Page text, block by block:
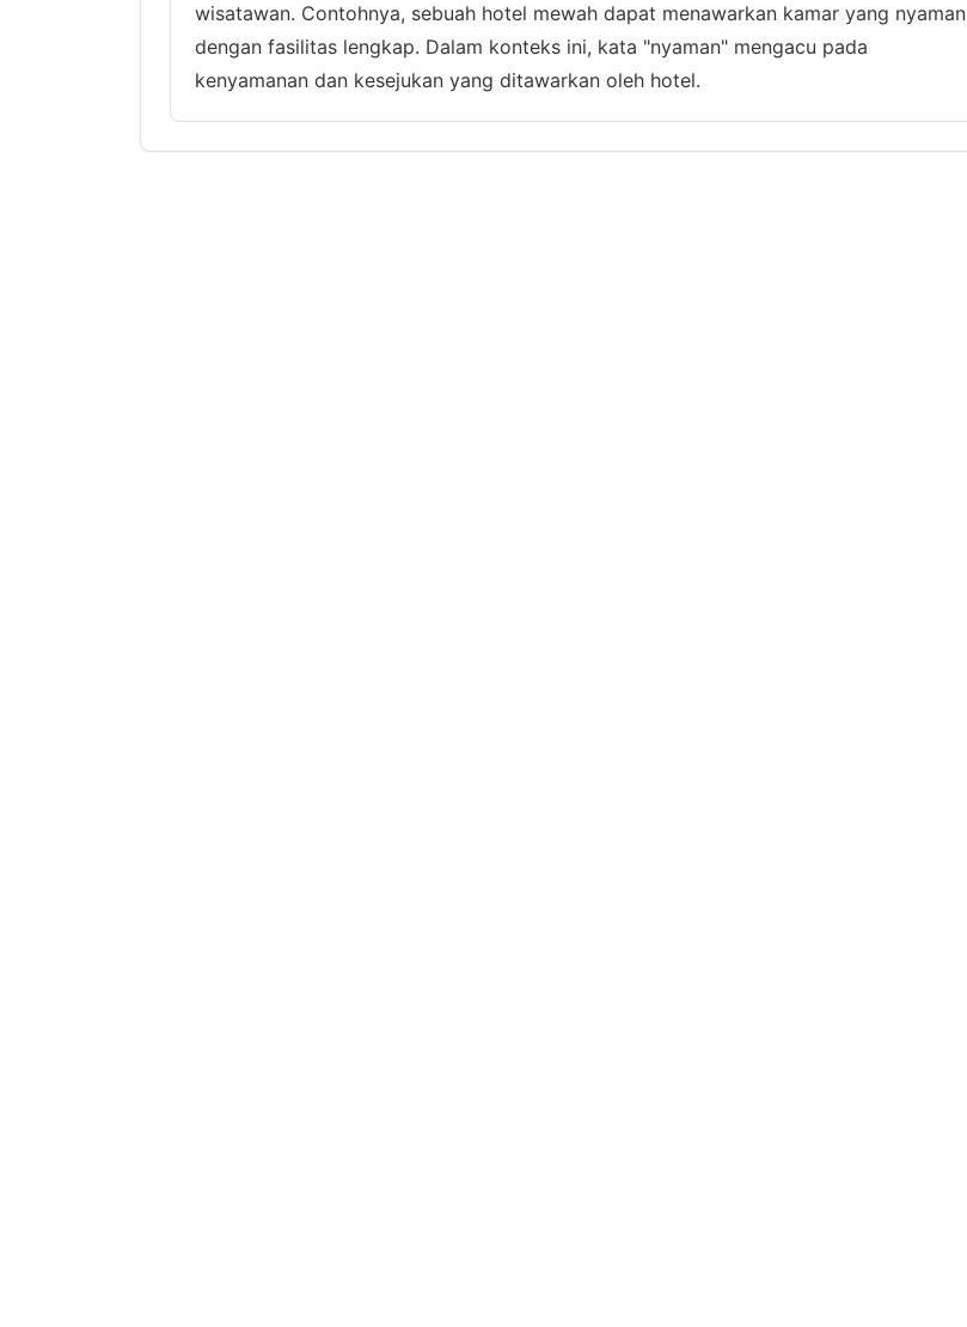
wisatawan. Contohnya, sebuah hotel mewah dapat menawarkan kamar yang nyaman
dengan fasilitas lengkap. Dalam konteks ini, kata "nyaman" mengacu pada
kenyamanan dan kesejukan yang ditawarkan oleh hotel.